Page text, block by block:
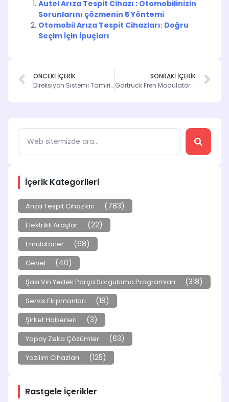
İçerik Kategorileri
Arıza Tespit Cihazları (783)
Elektrikli Araçlar (22)
Emülatörler (68)
Genel (40)
Şasi Vin Yedek Parça Sorgulama Programları (318)
Servis Ekipmanları (18)
Şirket Haberleri (3)
Yapay Zeka Çözümler (63)
Yazılım Cihazları (125)
Rastgele İçerikler
Autel Arıza Tespit Cihazı : Otomobilinizin
Sorunlarını çözmenin 5 Yöntemi
Otomobil Arıza Tespit Cihazları: Doğru
Seçim İçin İpuçları
ÖNCEKİ İÇERİK
Direksiyon Sistemi Tamiri: Bilmeniz Gerekenler
SONRAKİ İÇERİK
Gartruck Fren Modülatörü Test Cihazı ile Tanışın